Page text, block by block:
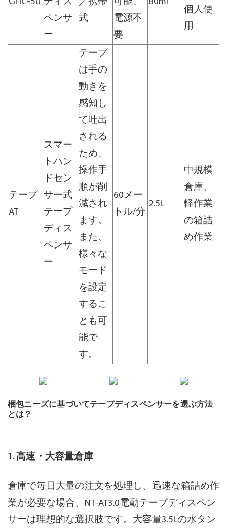
ペンサ
ー
式
電源不
要
個人使
用
テープ
AT
スマー
トハン
ドセン
サー式
テープ
ディス
ペンサ
ー
テープ
は手の
動きを
感知し
て吐出
される
ため、
操作手
順が削
減され
ます。
また、
様々な
モード
を設定
するこ
とも可
能で
す。
60メー
トル/分
2.5L
中規模
倉庫、
軽作業
の箱詰
め作業
梱包ニーズに基づいてテープディスペンサーを選ぶ方法
とは？
1. 高速・大容量倉庫
倉庫で毎日大量の注文を処理し、迅速な箱詰め作
業が必要な場合、NT-AT3.0電動テープディスペン
サーは理想的な選択肢です。大容量3.5Lの水タン